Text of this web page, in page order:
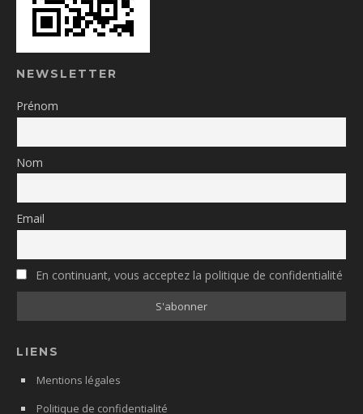
NEWSLETTER
Prénom
Nom
Email
En continuant, vous acceptez la politique de confidentialité
LIENS
Mentions légales
Politique de confidentialité